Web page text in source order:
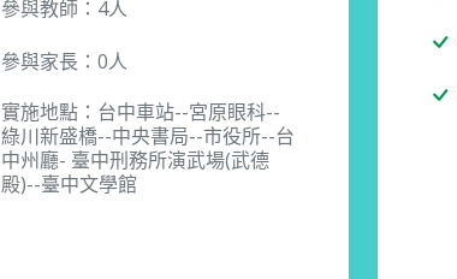
參與教師：4人
參與家長：0人
實施地點：台中車站--宮原眼科--
綠川新盛橋--中央書局--市役所--台
中州廳- 臺中刑務所演武場(武德
殿)--臺中文學館